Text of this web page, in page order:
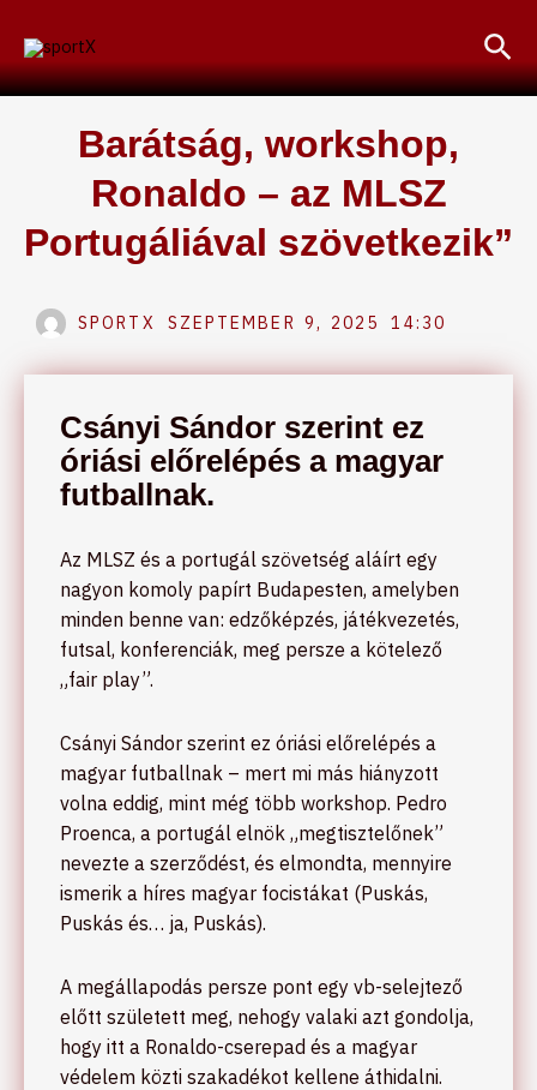
content
Barátság, workshop,
Ronaldo – az MLSZ
Portugáliával szövetkezik”
SPORTX SZEPTEMBER 9, 2025 14:30
Csányi Sándor szerint ez
óriási előrelépés a magyar
futballnak.
Az MLSZ és a portugál szövetség aláírt egy
nagyon komoly papírt Budapesten, amelyben
minden benne van: edzőképzés, játékvezetés,
futsal, konferenciák, meg persze a kötelező
„fair play”.
Csányi Sándor szerint ez óriási előrelépés a
magyar futballnak – mert mi más hiányzott
volna eddig, mint még több workshop. Pedro
Proenca, a portugál elnök „megtisztelőnek”
nevezte a szerződést, és elmondta, mennyire
ismerik a híres magyar focistákat (Puskás,
Puskás és… ja, Puskás).
A megállapodás persze pont egy vb-selejtező
előtt született meg, nehogy valaki azt gondolja,
hogy itt a Ronaldo-cserepad és a magyar
védelem közti szakadékot kellene áthidalni.